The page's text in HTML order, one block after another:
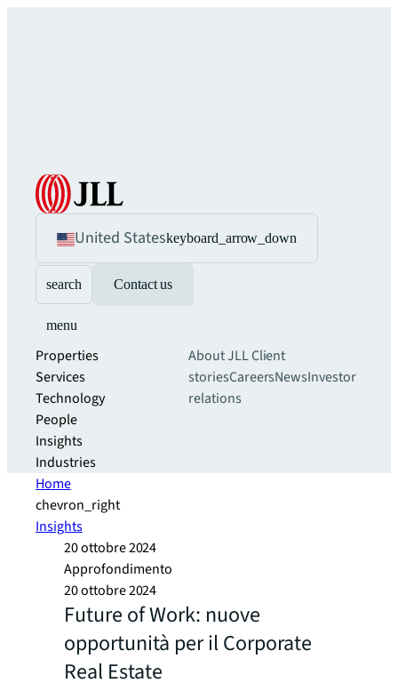
United Stateskeyboard_arrow_down
search Contact us
menu
Properties
Services
Technology
People
Insights
Industries
About JLLClient
storiesCareersNewsInvestor
relations
Home
chevron_right
Insights
20 ottobre 2024
Approfondimento
20 ottobre 2024
Future of Work: nuove
opportunità per il Corporate
Real Estate